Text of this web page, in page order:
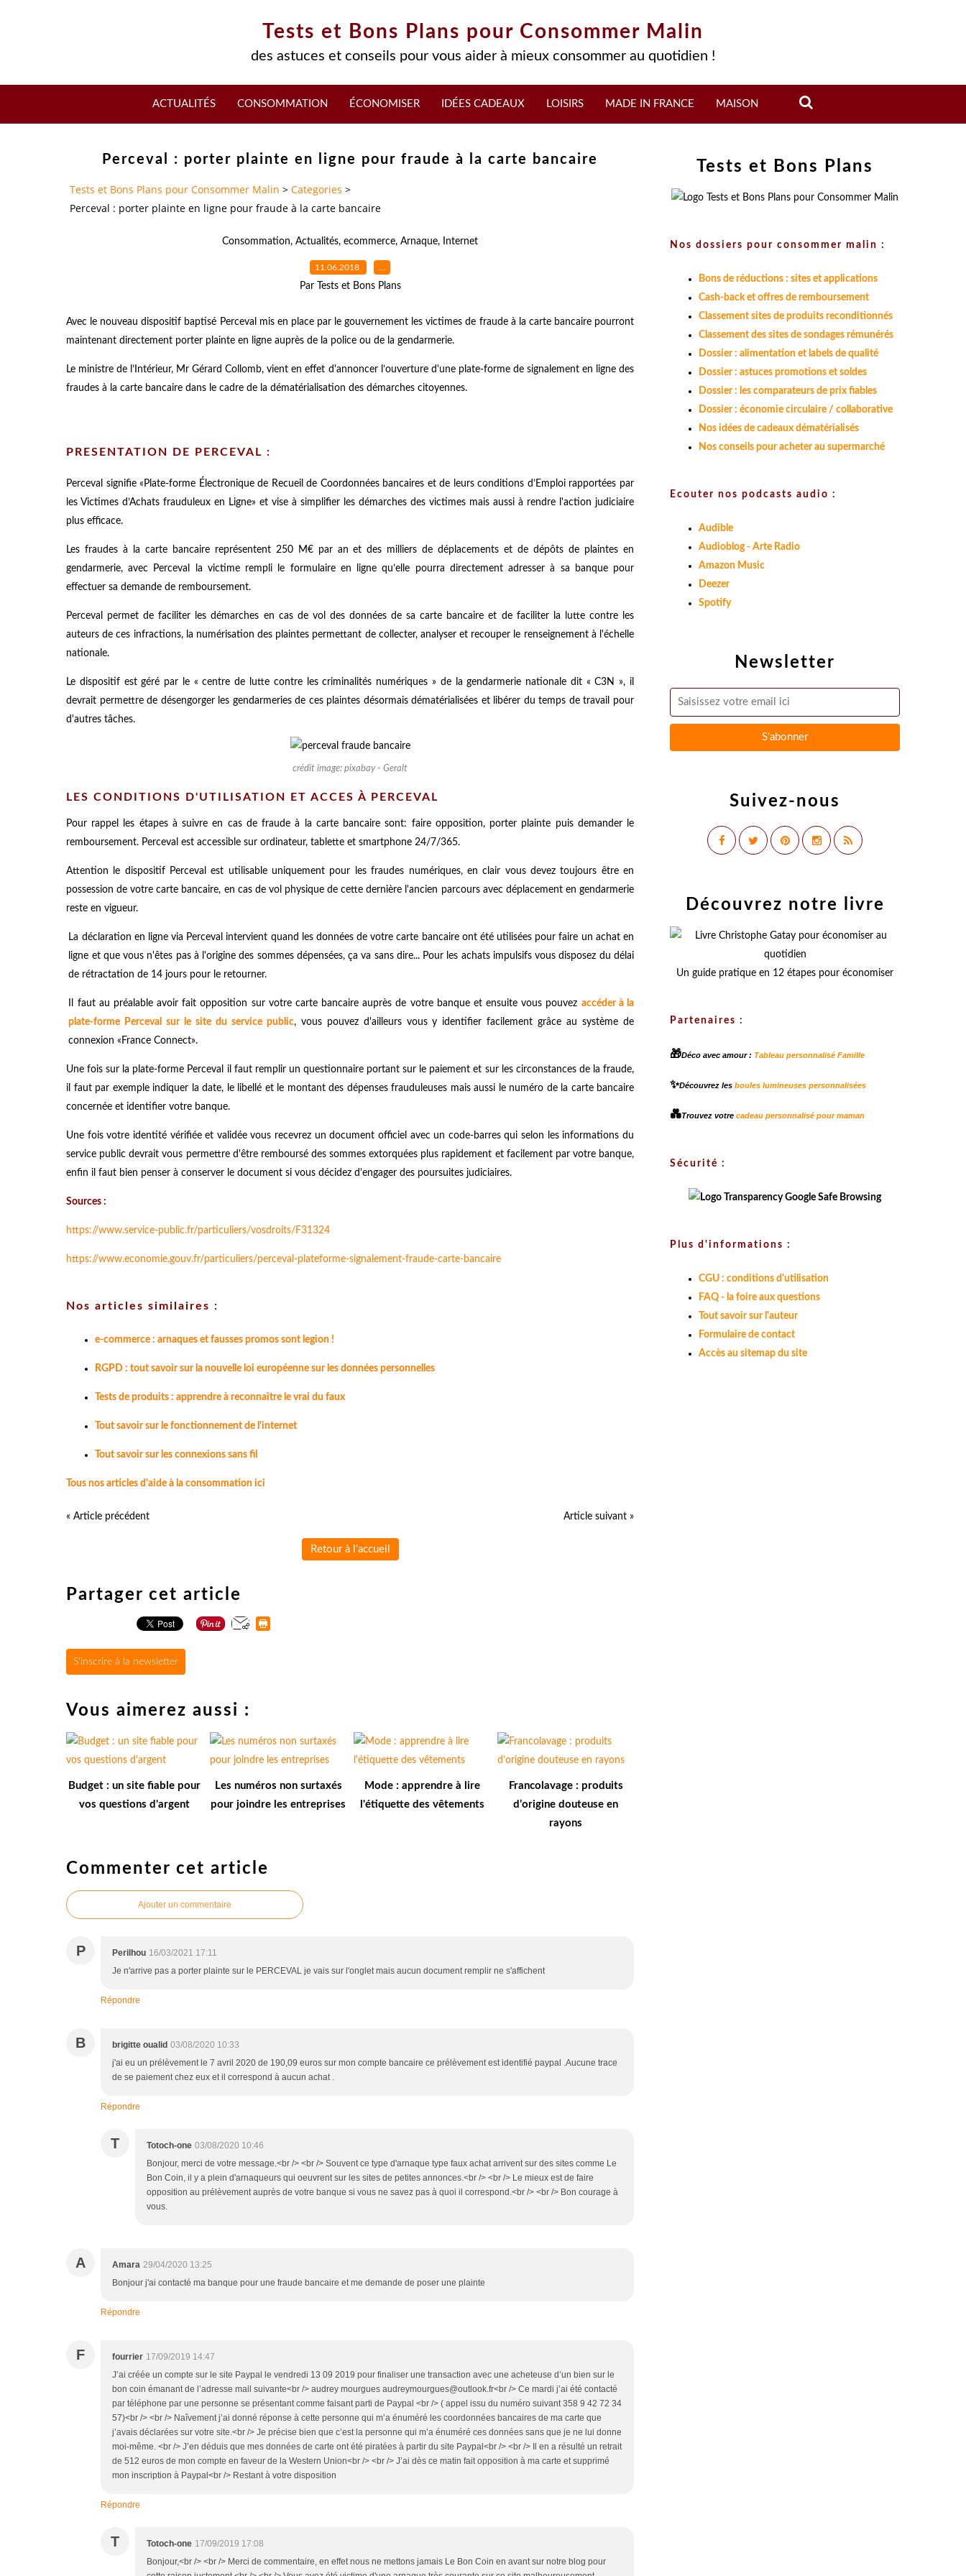
Tests et Bons Plans pour Consommer Malin
des astuces et conseils pour vous aider à mieux consommer au quotidien !
ACTUALITÉS CONSOMMATION ÉCONOMISER IDÉES CADEAUX LOISIRS MADE IN FRANCE MAISON
Perceval : porter plainte en ligne pour fraude à la carte bancaire
Tests et Bons Plans pour Consommer Malin > Categories >
Perceval : porter plainte en ligne pour fraude à la carte bancaire
Consommation, Actualités, ecommerce, Arnaque, Internet
11.06.2018 …
Par Tests et Bons Plans
Avec le nouveau dispositif baptisé Perceval mis en place par le gouvernement les victimes de fraude à la carte bancaire pourront
maintenant directement porter plainte en ligne auprès de la police ou de la gendarmerie.
Le ministre de l’Intérieur, Mr Gérard Collomb, vient en effet d'annoncer l’ouverture d'une plate-forme de signalement en ligne des
fraudes à la carte bancaire dans le cadre de la dématérialisation des démarches citoyennes.
PRESENTATION DE PERCEVAL :
Perceval signifie «Plate-forme Électronique de Recueil de Coordonnées bancaires et de leurs conditions d’Emploi rapportées par
les Victimes d’Achats frauduleux en Ligne» et vise à simplifier les démarches des victimes mais aussi à rendre l'action judiciaire
plus efficace.
Les fraudes à la carte bancaire représentent 250 M€ par an et des milliers de déplacements et de dépôts de plaintes en
gendarmerie, avec Perceval la victime rempli le formulaire en ligne qu’elle pourra directement adresser à sa banque pour
effectuer sa demande de remboursement.
Perceval permet de faciliter les démarches en cas de vol des données de sa carte bancaire et de faciliter la lutte contre les
auteurs de ces infractions, la numérisation des plaintes permettant de collecter, analyser et recouper le renseignement à l'échelle
nationale.
Le dispositif est géré par le « centre de lutte contre les criminalités numériques » de la gendarmerie nationale dit « C3N », il
devrait permettre de désengorger les gendarmeries de ces plaintes désormais dématérialisées et libérer du temps de travail pour
d'autres tâches.
crédit image: pixabay - Geralt
LES CONDITIONS D'UTILISATION ET ACCES À PERCEVAL
Pour rappel les étapes à suivre en cas de fraude à la carte bancaire sont: faire opposition, porter plainte puis demander le
remboursement. Perceval est accessible sur ordinateur, tablette et smartphone 24/7/365.
Attention le dispositif Perceval est utilisable uniquement pour les fraudes numériques, en clair vous devez toujours être en
possession de votre carte bancaire, en cas de vol physique de cette dernière l'ancien parcours avec déplacement en gendarmerie
reste en vigueur.
La déclaration en ligne via Perceval intervient quand les données de votre carte bancaire ont été utilisées pour faire un achat en
ligne et que vous n'êtes pas à l'origine des sommes dépensées, ça va sans dire... Pour les achats impulsifs vous disposez du délai
de rétractation de 14 jours pour le retourner.
Il faut au préalable avoir fait opposition sur votre carte bancaire auprès de votre banque et ensuite vous pouvez accéder à la
plate-forme Perceval sur le site du service public, vous pouvez d'ailleurs vous y identifier facilement grâce au système de
connexion «France Connect».
Une fois sur la plate-forme Perceval il faut remplir un questionnaire portant sur le paiement et sur les circonstances de la fraude,
il faut par exemple indiquer la date, le libellé et le montant des dépenses frauduleuses mais aussi le numéro de la carte bancaire
concernée et identifier votre banque.
Une fois votre identité vérifiée et validée vous recevrez un document officiel avec un code-barres qui selon les informations du
service public devrait vous permettre d'être remboursé des sommes extorquées plus rapidement et facilement par votre banque,
enfin il faut bien penser à conserver le document si vous décidez d'engager des poursuites judiciaires.
Sources :
https://www.service-public.fr/particuliers/vosdroits/F31324
https://www.economie.gouv.fr/particuliers/perceval-plateforme-signalement-fraude-carte-bancaire
Nos articles similaires :
e-commerce : arnaques et fausses promos sont legion !
RGPD : tout savoir sur la nouvelle loi européenne sur les données personnelles
Tests de produits : apprendre à reconnaître le vrai du faux
Tout savoir sur le fonctionnement de l'internet
Tout savoir sur les connexions sans fil
Tous nos articles d'aide à la consommation ici
« Article précédent Article suivant »
Retour à l'accueil
Partager cet article
S'inscrire à la newsletter
Vous aimerez aussi :
Budget : un site fiable pour
vos questions d'argent
Les numéros non surtaxés
pour joindre les entreprises
Mode : apprendre à lire
l'étiquette des vêtements
Francolavage : produits
d’origine douteuse en
rayons
Commenter cet article
Ajouter un commentaire
P Perilhou 16/03/2021 17:11
Je n'arrive pas a porter plainte sur le PERCEVAL je vais sur l'onglet mais aucun document remplir ne s'affichent
Répondre
B brigitte oualid 03/08/2020 10:33
j'ai eu un prélèvement le 7 avril 2020 de 190,09 euros sur mon compte bancaire ce prélèvement est identifié paypal .Aucune trace
de se paiement chez eux et il correspond à aucun achat .
Répondre
T Totoch-one 03/08/2020 10:46
Bonjour, merci de votre message.<br /> <br /> Souvent ce type d'arnaque type faux achat arrivent sur des sites comme Le
Bon Coin, il y a plein d'arnaqueurs qui oeuvrent sur les sites de petites annonces.<br /> <br /> Le mieux est de faire
opposition au prélèvement auprès de votre banque si vous ne savez pas à quoi il correspond.<br /> <br /> Bon courage à
vous.
A Amara 29/04/2020 13:25
Bonjour j'ai contacté ma banque pour une fraude bancaire et me demande de poser une plainte
Répondre
F fourrier 17/09/2019 14:47
J’ai créée un compte sur le site Paypal le vendredi 13 09 2019 pour finaliser une transaction avec une acheteuse d’un bien sur le
bon coin émanant de l’adresse mail suivante<br /> audrey mourgues audreymourgues@outlook.fr<br /> Ce mardi j’ai été contacté
par téléphone par une personne se présentant comme faisant parti de Paypal <br /> ( appel issu du numéro suivant 358 9 42 72 34
57)<br /> <br /> Naîvement j’ai donné réponse à cette personne qui m’a énuméré les coordonnées bancaires de ma carte que
j’avais déclarées sur votre site.<br /> Je précise bien que c’est la personne qui m’a énuméré ces données sans que je ne lui donne
moi-même. <br /> J’en déduis que mes données de carte ont été piratées à partir du site Paypal<br /> <br /> Il en a résulté un retrait
de 512 euros de mon compte en faveur de la Western Union<br /> <br /> J’ai dès ce matin fait opposition à ma carte et supprimé
mon inscription à Paypal<br /> Restant à votre disposition
Répondre
T Totoch-one 17/09/2019 17:08
Bonjour,<br /> <br /> Merci de commentaire, en effet nous ne mettons jamais Le Bon Coin en avant sur notre blog pour
Newsletter
Suivez-nous
Tests et Bons Plans
Nos dossiers pour consommer malin :
Bons de réductions : sites et applications
Cash-back et offres de remboursement
Classement sites de produits reconditionnés
Classement des sites de sondages rémunérés
Dossier : alimentation et labels de qualité
Dossier : astuces promotions et soldes
Dossier : les comparateurs de prix fiables
Dossier : économie circulaire / collaborative
Nos idées de cadeaux dématérialisés
Nos conseils pour acheter au supermarché
Ecouter nos podcasts audio :
Audible
Audioblog - Arte Radio
Amazon Music
Deezer
Spotify
Découvrez notre livre
Un guide pratique en 12 étapes pour économiser
Partenaires :
🎁Déco avec amour : Tableau personnalisé Famille
✨Découvrez les boules lumineuses personnalisées
💑Trouvez votre cadeau personnalisé pour maman
Sécurité :
Plus d'informations :
CGU : conditions d'utilisation
FAQ - la foire aux questions
Tout savoir sur l'auteur
Formulaire de contact
Accès au sitemap du site